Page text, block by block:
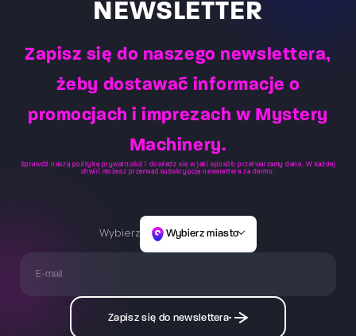
który obserwuje zachowania i reakcje – tym samym
osób znajdujących się na arenie.
NEWSLETTER
Zapisz się do naszego newslettera,
żeby dostawać informacje o
promocjach i imprezach w Mystery
Machinery.
Sprawdź naszą politykę prywatności
i dowiedz się w jaki sposób przetwarzamy dane. W każdej
chwili możesz przerwać subskrypcję newslettera za darmo.
Wybierz Wybierz miasto
Zapisz się do newslettera